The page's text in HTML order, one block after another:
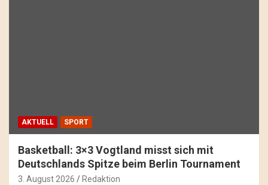
AKTUELL SPORT
Basketball: 3×3 Vogtland misst sich mit
Deutschlands Spitze beim Berlin Tournament
3. August 2026 Redaktion